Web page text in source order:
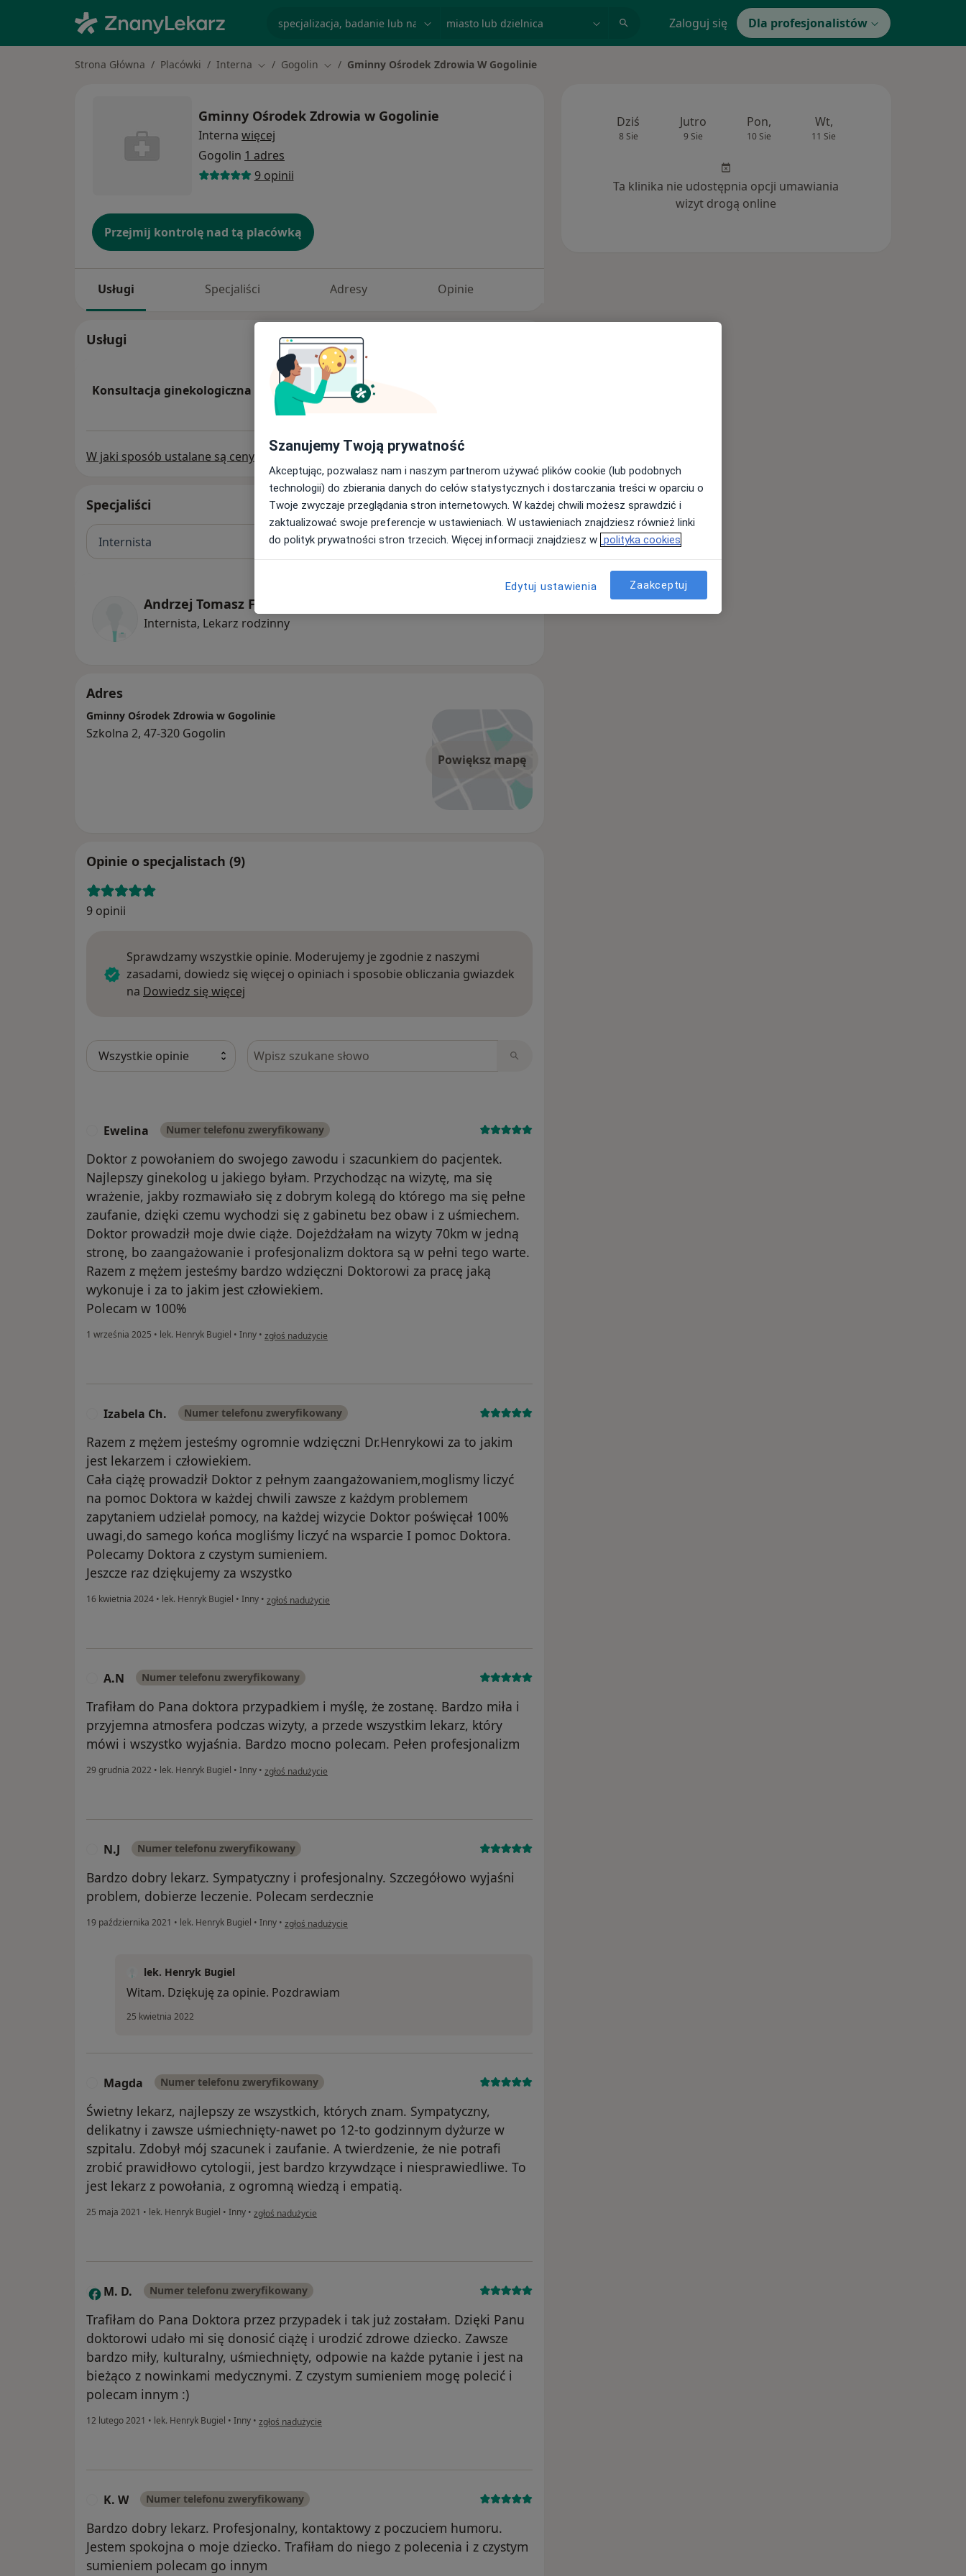
Zaloguj się Dla profesjonalistów
Strona Główna Placówki Interna Zmień miasto
Gogolin Zmień miasto
Gminny Ośrodek Zdrowia W Gogolinie
Gminny Ośrodek Zdrowia w Gogolinie
Interna więcej
Gogolin 1 adres
9 opinii
Przejmij kontrolę nad tą placówką
Usługi Specjaliści Adresy Opinie
Usługi
Konsultacja ginekologiczna
W jaki sposób ustalane są ceny?
Specjaliści
Internista
Andrzej Tomasz Florczak
Internista, Lekarz rodzinny
Adres
Powiększ mapę
Gminny Ośrodek Zdrowia w Gogolinie
Szkolna 2, 47-320 Gogolin
Opinie o specjalistach (9)
9 opinii
Sprawdzamy wszystkie opinie. Moderujemy je zgodnie z naszymi
zasadami, dowiedz się więcej o opiniach i sposobie obliczania gwiazdek
na Dowiedz się więcej
Szukaj w opiniach
Ewelina Numer telefonu zweryfikowany
Doktor z powołaniem do swojego zawodu i szacunkiem do pacjentek.
Najlepszy ginekolog u jakiego byłam. Przychodząc na wizytę, ma się
wrażenie, jakby rozmawiało się z dobrym kolegą do którego ma się pełne
zaufanie, dzięki czemu wychodzi się z gabinetu bez obaw i z uśmiechem.
Doktor prowadził moje dwie ciąże. Dojeżdżałam na wizyty 70km w jedną
stronę, bo zaangażowanie i profesjonalizm doktora są w pełni tego warte.
Razem z mężem jesteśmy bardzo wdzięczni Doktorowi za pracę jaką
wykonuje i za to jakim jest człowiekiem.
Polecam w 100%
1 września 2025 • lek. Henryk Bugiel • Inny • w opinii użytkownika Ewelina
zgłoś nadużycie
Izabela Ch. Numer telefonu zweryfikowany
Razem z mężem jesteśmy ogromnie wdzięczni Dr.Henrykowi za to jakim
jest lekarzem i człowiekiem.
Cała ciążę prowadził Doktor z pełnym zaangażowaniem,moglismy liczyć
na pomoc Doktora w każdej chwili zawsze z każdym problemem
zapytaniem udzielał pomocy, na każdej wizycie Doktor poświęcał 100%
uwagi,do samego końca mogliśmy liczyć na wsparcie I pomoc Doktora.
Polecamy Doktora z czystym sumieniem.
Jeszcze raz dziękujemy za wszystko
16 kwietnia 2024 • lek. Henryk Bugiel • Inny • w opinii użytkownika Izabela Ch.
zgłoś nadużycie
A.N Numer telefonu zweryfikowany
Trafiłam do Pana doktora przypadkiem i myślę, że zostanę. Bardzo miła i
przyjemna atmosfera podczas wizyty, a przede wszystkim lekarz, który
mówi i wszystko wyjaśnia. Bardzo mocno polecam. Pełen profesjonalizm
29 grudnia 2022 • lek. Henryk Bugiel • Inny • w opinii użytkownika A.N
zgłoś nadużycie
N.J Numer telefonu zweryfikowany
Bardzo dobry lekarz. Sympatyczny i profesjonalny. Szczegółowo wyjaśni
problem, dobierze leczenie. Polecam serdecznie
19 października 2021 • lek. Henryk Bugiel • Inny • w opinii użytkownika N.J
zgłoś nadużycie
lek. Henryk Bugiel
Witam. Dziękuję za opinie. Pozdrawiam
25 kwietnia 2022
Magda Numer telefonu zweryfikowany
Świetny lekarz, najlepszy ze wszystkich, których znam. Sympatyczny,
delikatny i zawsze uśmiechnięty-nawet po 12-to godzinnym dyżurze w
szpitalu. Zdobył mój szacunek i zaufanie. A twierdzenie, że nie potrafi
zrobić prawidłowo cytologii, jest bardzo krzywdzące i niesprawiedliwe. To
jest lekarz z powołania, z ogromną wiedzą i empatią.
25 maja 2021 • lek. Henryk Bugiel • Inny • w opinii użytkownika Magda
zgłoś nadużycie
M M. D. Numer telefonu zweryfikowany
Trafiłam do Pana Doktora przez przypadek i tak już zostałam. Dzięki Panu
doktorowi udało mi się donosić ciążę i urodzić zdrowe dziecko. Zawsze
bardzo miły, kulturalny, uśmiechnięty, odpowie na każde pytanie i jest na
bieżąco z nowinkami medycznymi. Z czystym sumieniem mogę polecić i
polecam innym :)
12 lutego 2021 • lek. Henryk Bugiel • Inny • w opinii użytkownika M. D.
zgłoś nadużycie
K. W Numer telefonu zweryfikowany
Bardzo dobry lekarz. Profesjonalny, kontaktowy z poczuciem humoru.
Jestem spokojna o moje dziecko. Trafiłam do niego z polecenia i z czystym
sumieniem polecam go innym
Dziś
8 Sie
Jutro
9 Sie
Pon,
10 Sie
Wt,
11 Sie
Ta klinika nie udostępnia opcji umawiania
wizyt drogą online
Szanujemy Twoją prywatność
Akceptując, pozwalasz nam i naszym partnerom używać plików cookie (lub podobnych
technologii) do zbierania danych do celów statystycznych i dostarczania treści w oparciu o
Twoje zwyczaje przeglądania stron internetowych. W każdej chwili możesz sprawdzić i
zaktualizować swoje preferencje w ustawieniach. W ustawieniach znajdziesz również linki
do polityk prywatności stron trzecich. Więcej informacji znajdziesz w polityka cookies
Edytuj ustawienia Zaakceptuj